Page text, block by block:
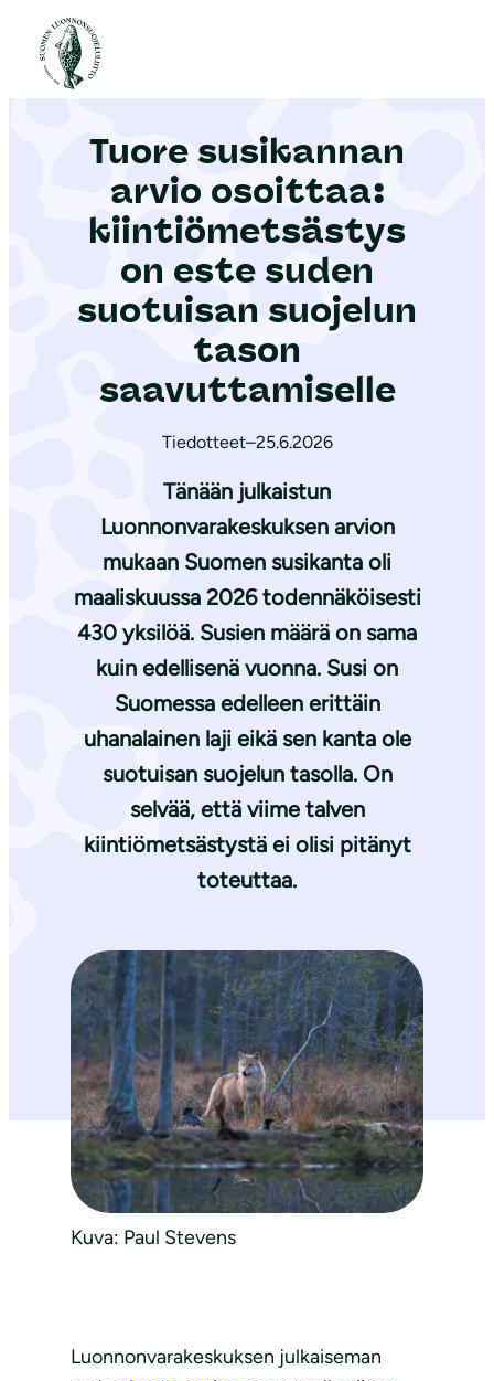
Etusivu
Tuore susikannan
arvio osoittaa:
kiintiömetsästys
on este suden
suotuisan suojelun
tason
saavuttamiselle
Tiedotteet–25.6.2026
Tänään julkaistun
Luonnonvarakeskuksen arvion
mukaan Suomen susikanta oli
maaliskuussa 2026 todennäköisesti
430 yksilöä. Susien määrä on sama
kuin edellisenä vuonna. Susi on
Suomessa edelleen erittäin
uhanalainen laji eikä sen kanta ole
suotuisan suojelun tasolla. On
selvää, että viime talven
kiintiömetsästystä ei olisi pitänyt
toteuttaa.
Kuva: Paul Stevens
Luonnonvarakeskuksen julkaiseman